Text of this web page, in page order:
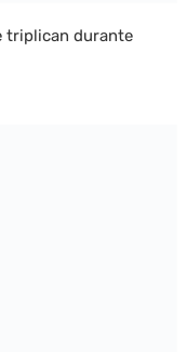
triplican durante